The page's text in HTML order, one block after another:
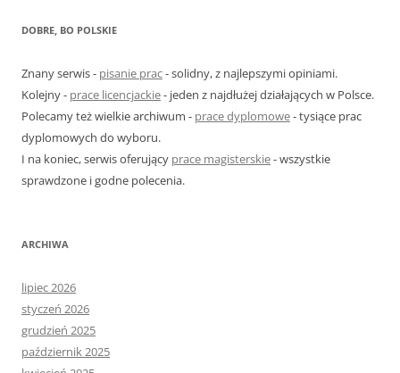
DOBRE, BO POLSKIE
Znany serwis - pisanie prac- solidny, z najlepszymi opiniami.
Kolejny - prace licencjackie- jeden z najdłużej działających w Polsce.
Polecamy też wielkie archiwum - prace dyplomowe- tysiące prac
dyplomowych do wyboru.
I na koniec, serwis oferujący prace magisterskie- wszystkie
sprawdzone i godne polecenia.
ARCHIWA
lipiec 2026
styczeń 2026
grudzień 2025
październik 2025